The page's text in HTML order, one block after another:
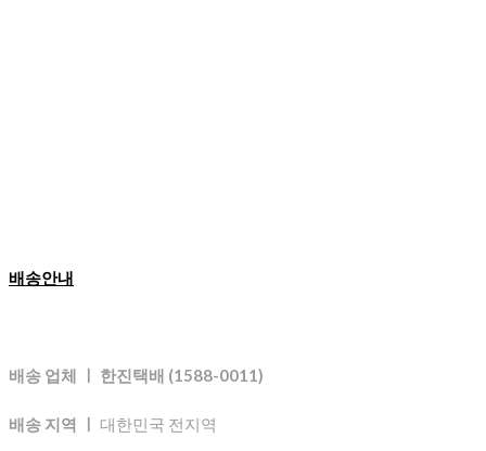
배송안내
배송 업체 ㅣ 한진택배 (1588-0011)
배송 지역 ㅣ 대한민국 전지역